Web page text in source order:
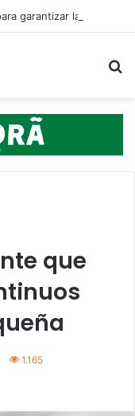
que
1.165